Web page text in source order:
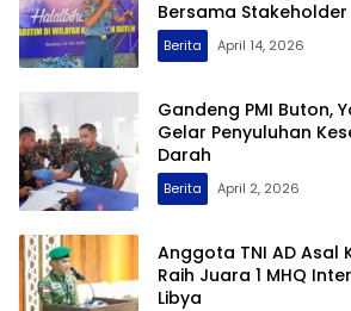
Bersama
Buton
Berita April 14, 2026
Gandeng PMI Buton,
Gelar Penyuluhan
Darah
Berita April 2, 2026
Anggota TNI AD Asal
Raih Juara 1 MHQ
Libya